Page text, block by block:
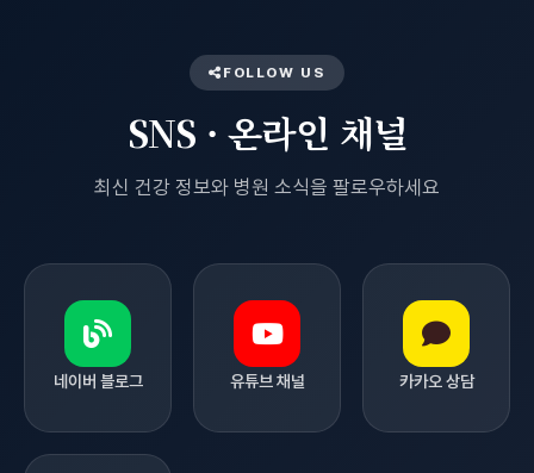
FOLLOW US
SNS · 온라인 채널
최신 건강 정보와 병원 소식을 팔로우하세요
네이버 블로그 유튜브 채널 카카오 상담